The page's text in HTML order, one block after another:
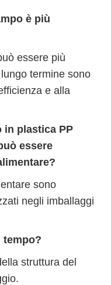
è più
essere più
termine sono
e alla
in plastica PP
essere
sono
negli imballaggi
tempo?
struttura del